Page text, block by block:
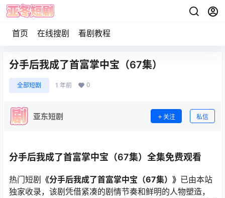
首页 在线搜剧 看剧教程
分手后我成了首富掌中宝（67集）
全部短剧 1 年前 0
亚东短剧 关注 私信
分手后我成了首富掌中宝（67集）全集免费观看
热门短剧 《分手后我成了首富掌中宝（67集）》 已由本站
独家收录，该剧凭借紧凑的剧情节奏和鲜明的人物塑造，